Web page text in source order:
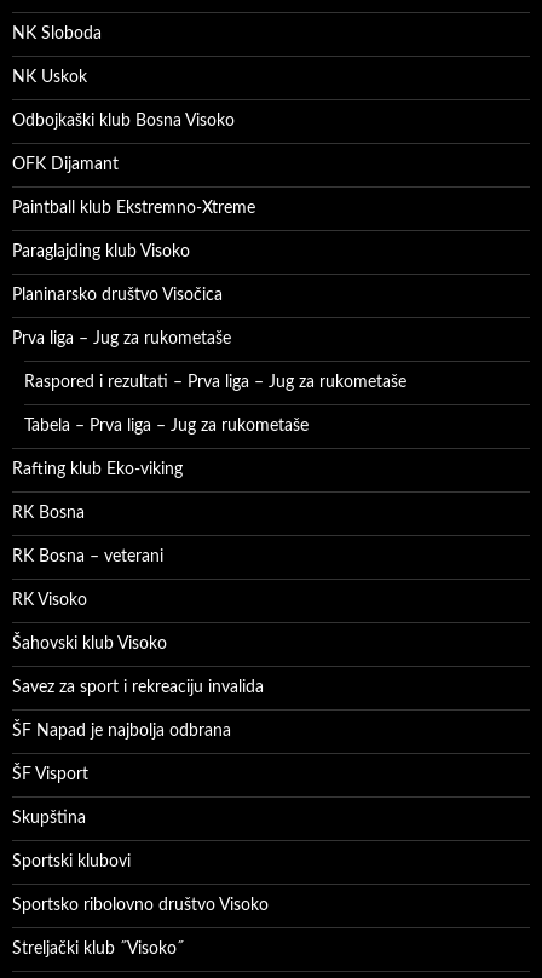
NK Sloboda
NK Uskok
Odbojkaški klub Bosna Visoko
OFK Dijamant
Paintball klub Ekstremno-Xtreme
Paraglajding klub Visoko
Planinarsko društvo Visočica
Prva liga – Jug za rukometaše
Raspored i rezultati – Prva liga – Jug za rukometaše
Tabela – Prva liga – Jug za rukometaše
Rafting klub Eko-viking
RK Bosna
RK Bosna – veterani
RK Visoko
Šahovski klub Visoko
Savez za sport i rekreaciju invalida
ŠF Napad je najbolja odbrana
ŠF Visport
Skupština
Sportski klubovi
Sportsko ribolovno društvo Visoko
Streljački klub ˝Visoko˝